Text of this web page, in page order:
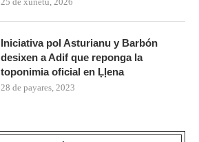
Iniciativa pol Asturianu y Barbón
desixen a Adif que reponga la
toponimia oficial en Ḷḷena
28 de payares, 2023